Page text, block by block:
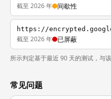
截至 2026 年 间歇性
https://
截至 2026 年 已屏蔽
所示判定基于最近 90 天的测试，与
常见问题